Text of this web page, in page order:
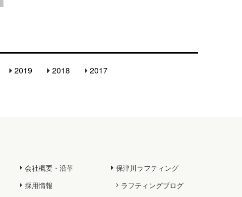
2019 2018 2017
会社概要・沿革
採用情報
保津川ラフティング
ラフティングブログ